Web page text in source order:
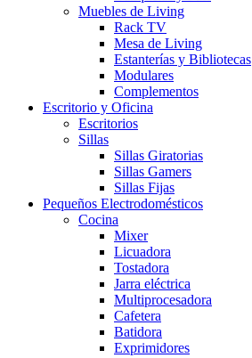
Muebles de Living
Rack TV
Mesa de Living
Estanterías y Bibliotecas
Modulares
Complementos
Escritorio y Oficina
Escritorios
Sillas
Sillas Giratorias
Sillas Gamers
Sillas Fijas
Pequeños Electrodomésticos
Cocina
Mixer
Licuadora
Tostadora
Jarra eléctrica
Multiprocesadora
Cafetera
Batidora
Exprimidores